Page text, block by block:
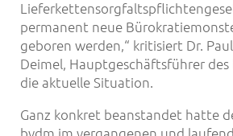
permanent neue
geboren werden,“ kritisiert Dr.
Deimel, Hauptgeschäftsführer des
die aktuelle Situation.
Ganz konkret beanstandet hatte
bvdm im vergangenen und